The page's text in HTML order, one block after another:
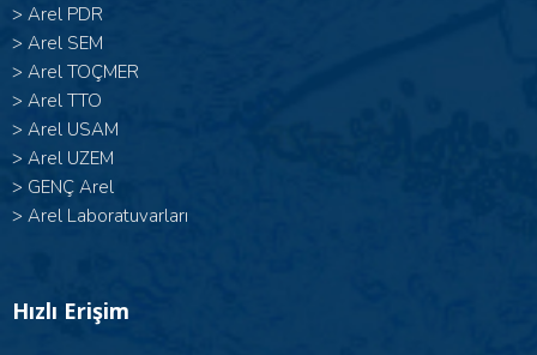
> Arel PDR
> Arel SEM
> Arel TOÇMER
> Arel TTO
> Arel USAM
> Arel UZEM
> GENÇ Arel
> Arel Laboratuvarları
Hızlı Erişim